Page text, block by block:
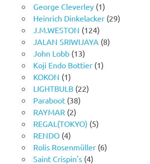
George Cleverley(1)
Heinrich Dinkelacker(29)
J.M.WESTON (124)
JALAN SRIWIJAYA (8)
John Lobb(13)
Koji Endo Bottier(1)
KOKON (1)
LIGHTBULB(22)
Paraboot(38)
RAYMAR (2)
REGAL(TOKYO) (5)
RENDO(4)
Rolis Rosenmüller(6)
Saint Crispin's(4)